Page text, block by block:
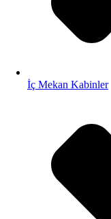
İç Mekan Kabinler